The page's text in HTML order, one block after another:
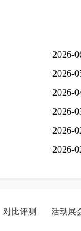
2026-
2026-
2026-
2026-
2026-
2026-
对比评测 活动展